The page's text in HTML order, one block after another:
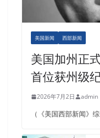
美国新闻 西部新闻
美国加州正
首位获州级
2026年7月2日 admin
（《美国西部新闻》